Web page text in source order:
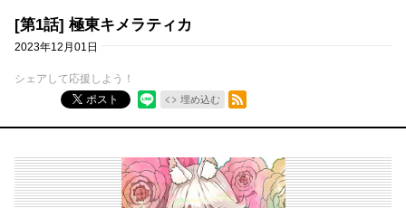
[第1話] 極東キメラティカ
2023年12月01日
シェアして応援しよう！
ポスト
埋め込む
RSSフィード